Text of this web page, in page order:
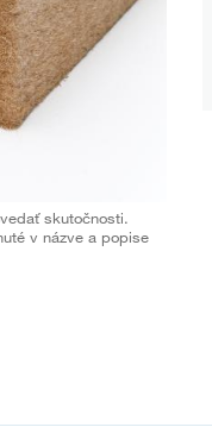
skutočnosti.
v názve a popise